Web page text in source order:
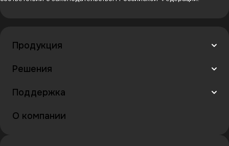
Продукция
Решения
Поддержка
О компании